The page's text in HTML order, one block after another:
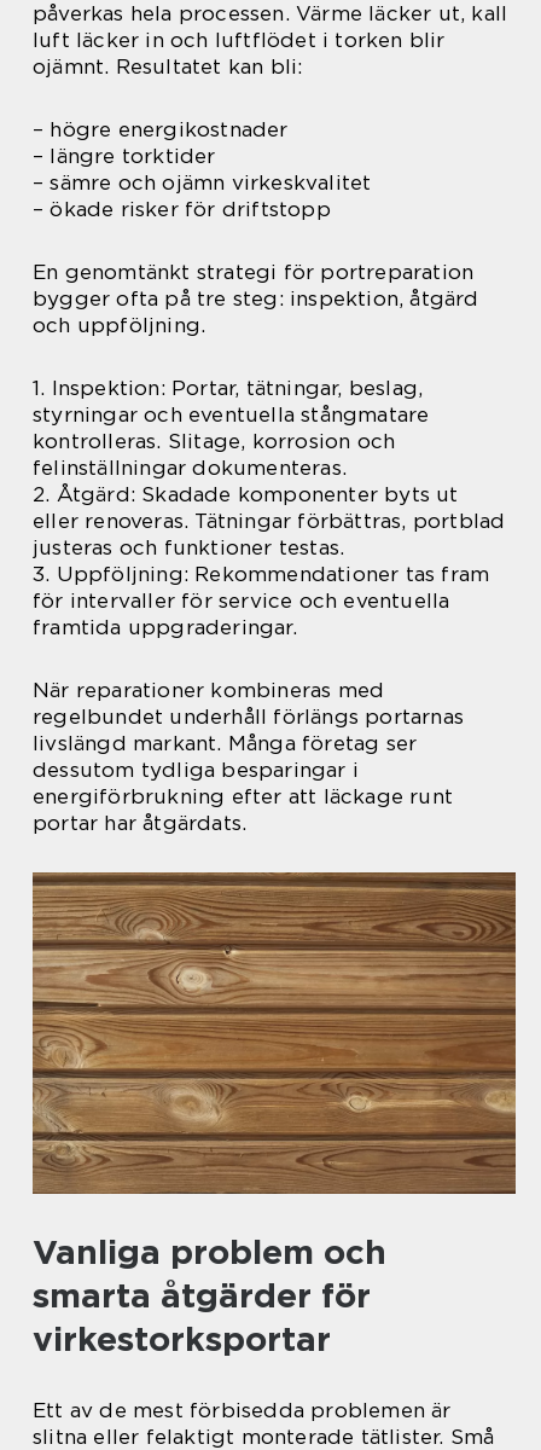
påverkas hela processen. Värme läcker ut, kall
luft läcker in och luftflödet i torken blir
ojämnt. Resultatet kan bli:
– högre energikostnader
– längre torktider
– sämre och ojämn virkeskvalitet
– ökade risker för driftstopp
En genomtänkt strategi för portreparation
bygger ofta på tre steg: inspektion, åtgärd
och uppföljning.
1. Inspektion: Portar, tätningar, beslag,
styrningar och eventuella stångmatare
kontrolleras. Slitage, korrosion och
felinställningar dokumenteras.
2. Åtgärd: Skadade komponenter byts ut
eller renoveras. Tätningar förbättras, portblad
justeras och funktioner testas.
3. Uppföljning: Rekommendationer tas fram
för intervaller för service och eventuella
framtida uppgraderingar.
När reparationer kombineras med
regelbundet underhåll förlängs portarnas
livslängd markant. Många företag ser
dessutom tydliga besparingar i
energiförbrukning efter att läckage runt
portar har åtgärdats.
Vanliga problem och
smarta åtgärder för
virkestorksportar
Ett av de mest förbisedda problemen är
slitna eller felaktigt monterade tätlister. Små